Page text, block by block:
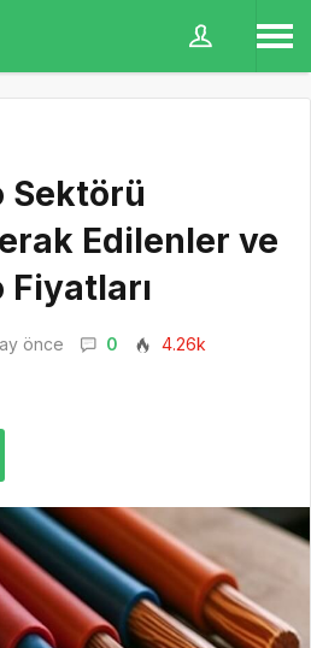
Sektörü
Edilenler ve
Fiyatları
önce 0
4.26k